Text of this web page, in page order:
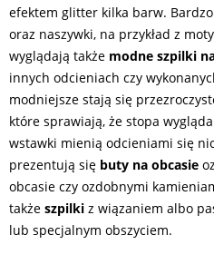
efektem glitter kilka barw.
oraz naszywki, na przykład z
wyglądają także modne szpilki
innych odcieniach czy
modniejsze stają się
które sprawiają, że stopa
wstawki mienią odcieniami się
prezentują się buty na obcasie
obcasie czy ozdobnymi
także szpilki z wiązaniem albo
lub specjalnym obszyciem.